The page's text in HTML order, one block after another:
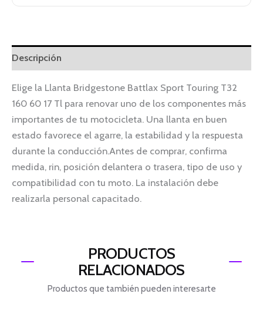
Descripción
Elige la Llanta Bridgestone Battlax Sport Touring T32
160 60 17 Tl para renovar uno de los componentes más
importantes de tu motocicleta. Una llanta en buen
estado favorece el agarre, la estabilidad y la respuesta
durante la conducción.Antes de comprar, confirma
medida, rin, posición delantera o trasera, tipo de uso y
compatibilidad con tu moto. La instalación debe
realizarla personal capacitado.
PRODUCTOS
RELACIONADOS
Productos que también pueden interesarte